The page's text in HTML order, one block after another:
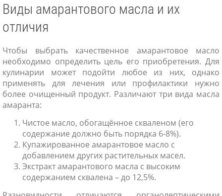
Виды амарантового масла и их
отличия
Чтобы выбрать качественное амарантовое масло
необходимо определить цель его приобретения. Для
кулинарии может подойти любое из них, однако
применять для лечения или профилактики нужно
более очищенный продукт. Различают три вида масла
амаранта:
Чистое масло, обогащённое скваленом (его
содержание должно быть порядка 6-8%).
Купажированное амарантовое масло с
добавлением других растительных масел.
Экстракт амарантового масла с высоким
содержанием сквалена – до 12,5%.